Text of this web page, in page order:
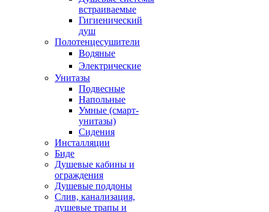
встраиваемые
Гигиенический
душ
Полотенцесушители
ㅤВодяные
ㅤЭлектрические
Унитазы
Подвесные
Напольные
Умные (смарт-
унитазы)
Сидения
Инсталляции
Биде
Душевые кабины и
ограждения
Душевые поддоны
Слив, канализация,
душевые трапы и